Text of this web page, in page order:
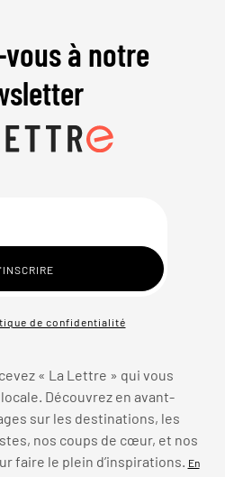
à notre
de confidentialité
« La Lettre » qui vous
Découvrez en avant-
sur les destinations, les
nos coups de cœur, et nos
faire le plein d’inspirations.
En